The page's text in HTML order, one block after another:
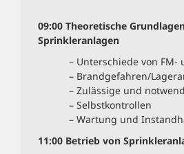
09:00 Theoretische
Sprinkleranlagen
– Unterschiede von FM-
– Brandgefahren/
– Zulässige und
– Selbstkontrollen
– Wartung und
11:00 Betrieb von